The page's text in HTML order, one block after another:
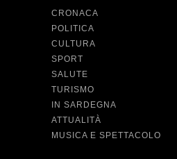
CRONACA
POLITICA
CULTURA
SPORT
SALUTE
TURISMO
IN SARDEGNA
ATTUALITÀ
MUSICA E SPETTACOLO